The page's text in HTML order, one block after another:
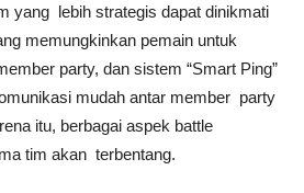
yang lebih strategis dapat dinikmati
memungkinkan pemain untuk
party, dan sistem “Smart Ping”
mudah antar member party
itu, berbagai aspek battle
tim akan terbentang.